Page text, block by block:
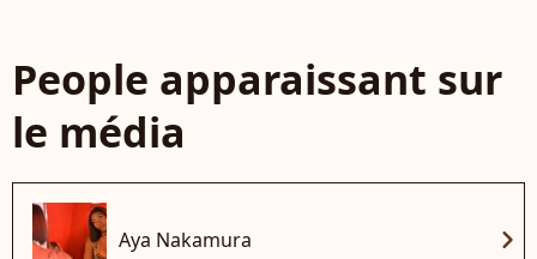
People apparaissant sur
le média
Aya Nakamura chevron_right